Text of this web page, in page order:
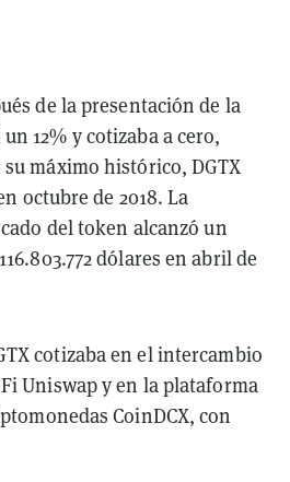
de la presentación de la
12% y cotizaba a cero,
máximo histórico, DGTX
octubre de 2018. La
del token alcanzó un
dólares en abril de
cotizaba en el intercambio
Uniswap y en la plataforma
CoinDCX, con